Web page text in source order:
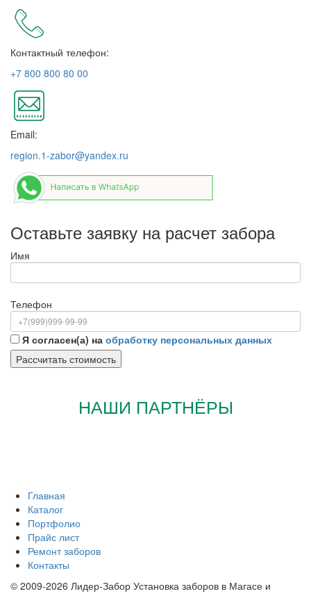
Контактный телефон:
+7 800 800 80 00
Email:
region.1-zabor@yandex.ru
Оставьте заявку на расчет забора
Имя
Телефон
Я согласен(а) на обработку персональных данных
НАШИ ПАРТНЁРЫ
Главная
Каталог
Портфолио
Прайс лист
Ремонт заборов
Контакты
© 2009-2026 Лидер-Забор Установка заборов в Магасе и